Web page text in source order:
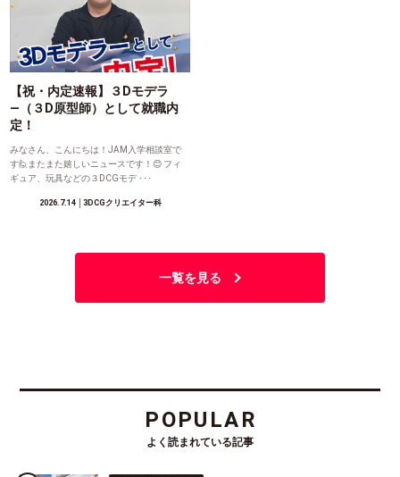
【祝・内定速報】３Dモデラ
―（３D原型師）として就職内
定！
みなさん、こんにちは！JAM入学相談室で
す🙋またまた嬉しいニュースです！😊 フィ
ギュア、玩具などの３DCGモデ ･･･
2026.7.14│3DCGクリエイター科
一覧を見る
POPULAR
よく読まれている記事